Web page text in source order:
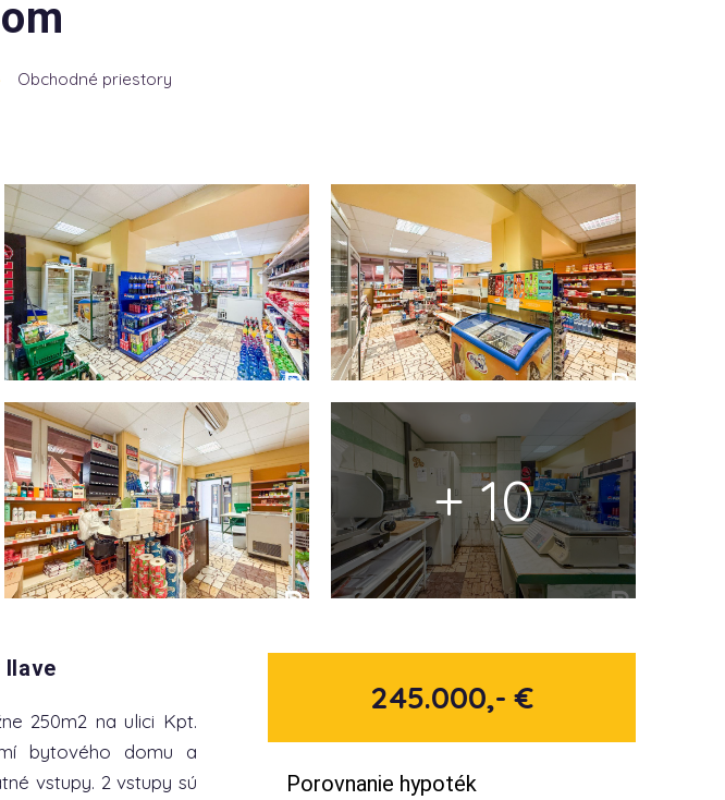
Obchodné priestory
+ 10
Ilave
250m2 na ulici Kpt.
bytového domu a
vstupy. 2 vstupy sú
245.000,- €